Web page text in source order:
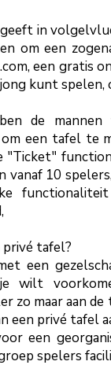
geeft in
om een
een gratis
kunt spelen,
de
een tafel te
"Ticket"
vanaf 10
privé tafel?
een
wilt
zo maar aan de
een privé tafel
een
spelers